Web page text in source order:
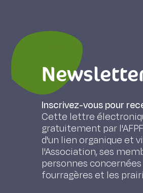
Inscrivez-vous pour
Cette lettre
gratuitement par
d'un lien organique et
l'Association, ses
personnes
fourragères et les